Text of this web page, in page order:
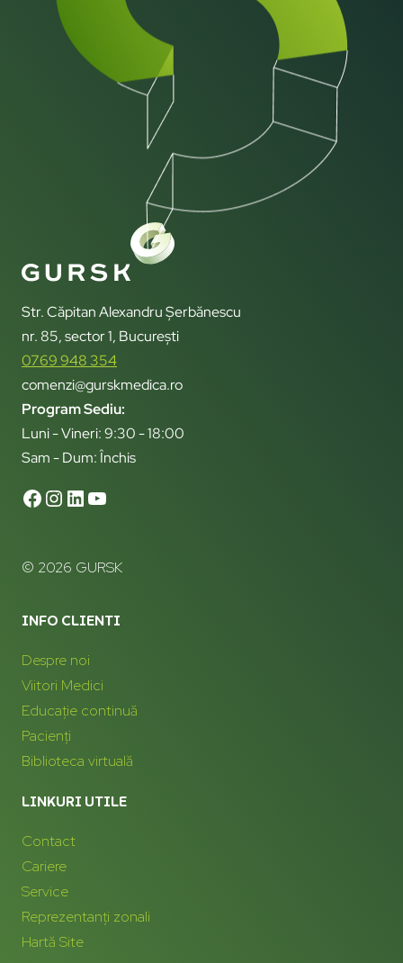
Str. Căpitan Alexandru Șerbănescu
nr. 85, sector 1, București
0769 948 354
comenzi@gurskmedica.ro
Program Sediu:
Luni - Vineri: 9:30 - 18:00
Sam - Dum: Închis
© 2026 GURSK
INFO CLIENTI
Despre noi
Viitori Medici
Educație continuă
Pacienți
Biblioteca virtuală
LINKURI UTILE
Contact
Cariere
Service
Reprezentanți zonali
Hartă Site